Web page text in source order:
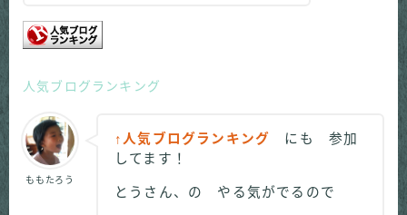
人気ブログランキング
ももたろう
↑人気ブログランキング
にも 参加
してます！
とうさん、の やる気がでるので